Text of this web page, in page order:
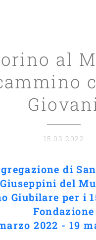
al
15.03.2022
di
Giuseppini del
Giubilare per i
Fondazione
2022 - 19